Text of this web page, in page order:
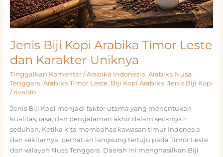
Jenis Biji Kopi Arabika Timor Leste
dan Karakter Uniknya
Tinggalkan Komentar /Arabika Indonesia, Arabika Nusa
Tenggara, Arabika Timor Leste, Biji Kopi Arabika, Jenis Biji Kopi
/ rivaldo
Jenis Biji Kopi menjadi faktor utama yang menentukan
kualitas, rasa, dan pengalaman akhir dalam secangkir
seduhan. Ketika kita membahas kawasan timur Indonesia
dan sekitarnya, perhatian langsung tertuju pada Timor Leste
dan wilayah Nusa Tenggara. Daerah ini menghasilkan Biji